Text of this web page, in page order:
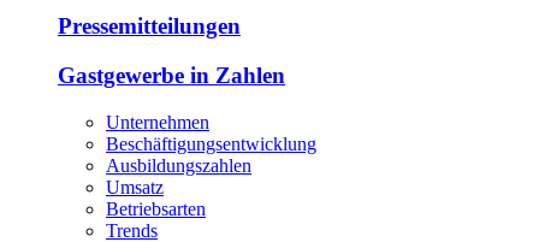
Pressemitteilungen
Gastgewerbe in Zahlen
Unternehmen
Beschäftigungsentwicklung
Ausbildungszahlen
Umsatz
Betriebsarten
Trends